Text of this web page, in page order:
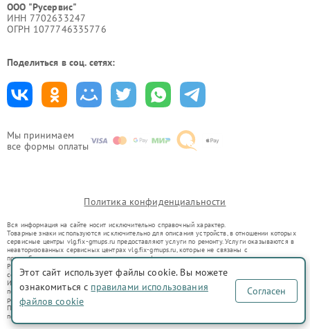
Мы принимаем
все формы оплаты
ООО "Русервис"
ИНН 7702633247
ОГРН 1077746335776
Поделиться в соц. сетях:
Политика конфиденциальности
Вся информация на сайте носит исключительно справочный характер.
Товарные знаки используются исключительно для описания устройств, в отношении которых
сервисные центры vlg.fix-gmups.ru предоставляют услуги по ремонту. Услуги оказываются в
неавторизованных сервисных центрах vlg.fix-gmups.ru, которые не связаны с
правообладателями товарных знаков или их официальными представителями.
Ремонт осуществляется для устройств, уже введенных в гражданский оборот в соответствии
со статьей 1487 ГК РФ.
Использование товарных знаков не преследует цели индивидуализации услуг или введения
потребителей в заблуждение, а служит для информирования о предоставляемых услугах по
ремонту техники указанных брендов.
Представленная на сайте информация не является публичной офертой, определяемой
положениями Статьи 437(2) Гражданского кодекса РФ
Этот сайт использует файлы cookie. Вы можете
ознакомиться с правилами использования
файлов cookie
Согласен